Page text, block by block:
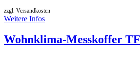
zzgl. Versandkosten
Weitere Infos
Wohnklima-Messkoffer